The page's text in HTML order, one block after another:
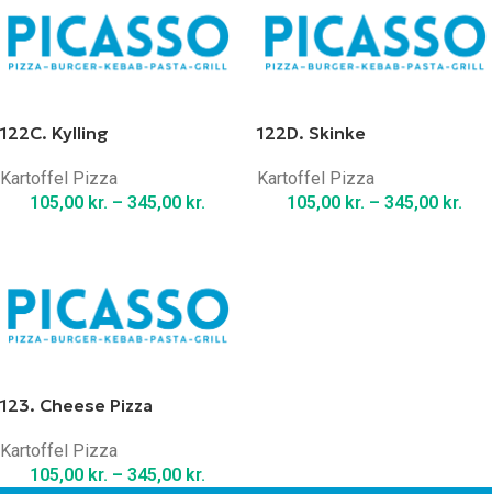
122C. Kylling
Kartoffel Pizza
105,00 kr. – 345,00 kr.
122D. Skinke
Kartoffel Pizza
105,00 kr. – 345,00 kr.
123. Cheese Pizza
Kartoffel Pizza
105,00 kr. – 345,00 kr.